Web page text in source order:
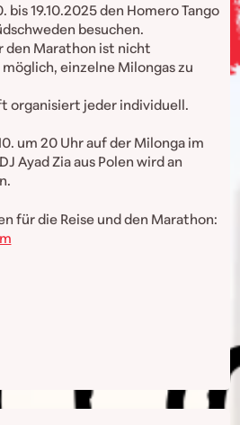
bis 19.10.2025 den Homero Tango
besuchen.
den Marathon ist nicht
einzelne Milongas zu
organisiert jeder individuell.
um 20 Uhr auf der Milonga im
Ayad Zia aus Polen wird an
für die Reise und den Marathon: